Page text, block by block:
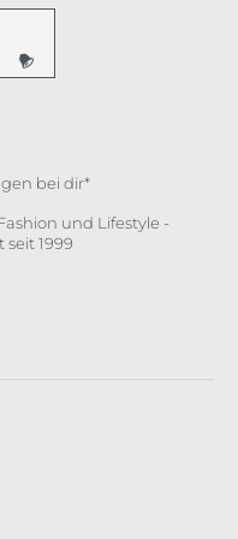
verfügbar.)
Option ist zurzeit nicht
bei dir*
und Lifestyle -
1999